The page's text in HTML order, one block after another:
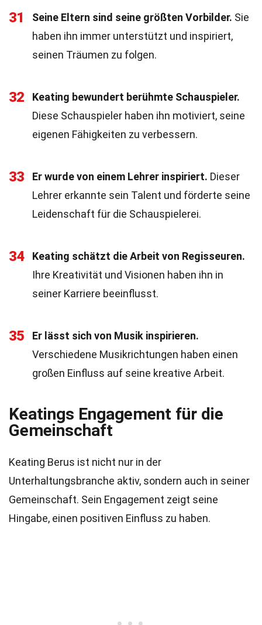
31 Seine Eltern sind seine größten Vorbilder. Sie
haben ihn immer unterstützt und inspiriert,
seinen Träumen zu folgen.
32
Keating bewundert berühmte Schauspieler.
Diese Schauspieler haben ihn motiviert, seine
eigenen Fähigkeiten zu verbessern.
33 Er wurde von einem Lehrer inspiriert. Dieser
Lehrer erkannte sein Talent und förderte seine
Leidenschaft für die Schauspielerei.
34
Keating schätzt die Arbeit von Regisseuren.
Ihre Kreativität und Visionen haben ihn in
seiner Karriere beeinflusst.
35
Er lässt sich von Musik inspirieren.
Verschiedene Musikrichtungen haben einen
großen Einfluss auf seine kreative Arbeit.
Keatings Engagement für die
Gemeinschaft
Keating Berus ist nicht nur in der
Unterhaltungsbranche aktiv, sondern auch in seiner
Gemeinschaft. Sein Engagement zeigt seine
Hingabe, einen positiven Einfluss zu haben.